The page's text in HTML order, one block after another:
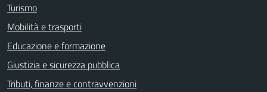
Turismo
Mobilità e trasporti
Educazione e formazione
Giustizia e sicurezza pubblica
Tributi, finanze e contravvenzioni